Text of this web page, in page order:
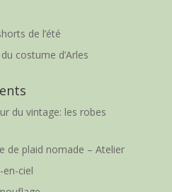
de l’été
costume d’Arles
du vintage: les robes
de plaid nomade – Atelier
en-ciel